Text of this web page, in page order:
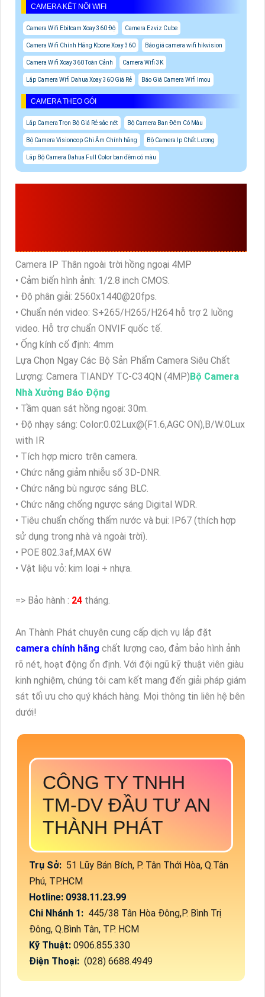
CAMERA KẾT NỐI WIFI
Camera Wifi Ebitcam Xoay 360 Độ Camera Ezviz Cube
Camera Wifi Chính Hãng Kbone Xoay 360 Báo giá camera wifi hikvision
Camera Wifi Xoay 360 Toàn Cảnh Camera Wifi 3K
Lắp Camera Wifi Dahua Xoay 360 Giá Rẻ Báo Giá Camera Wifi Imou
CAMERA THEO GÓI
Lắp Camera Trọn Bộ Giá Rẻ sắc nét Bộ Camera Ban Đêm Có Màu
Bộ Camera Visioncop Ghi Âm Chính hãng Bộ Camera Ip Chất Lượng
Lắp Bộ Camera Dahua Full Color ban đêm có màu
Camera IP Thân ngoài trời hồng ngoại 4MP
• Cảm biến hình ảnh: 1/2.8 inch CMOS.
• Độ phân giải: 2560x1440@20fps.
• Chuẩn nén video: S+265/H265/H264 hỗ trợ 2 luồng
video. Hỗ trợ chuẩn ONVIF quốc tế.
• Ống kính cố định: 4mm
Lựa Chọn Ngay Các Bộ Sản Phẩm Camera Siêu Chất
Lượng: Camera TIANDY TC-C34QN (4MP) Bộ Camera
Nhà Xưởng Báo Động
• Tầm quan sát hồng ngoại: 30m.
• Độ nhạy sáng: Color:0.02Lux@(F1.6,AGC ON),B/W:0Lux
with IR
• Tích hợp micro trên camera.
• Chức năng giảm nhiễu số 3D-DNR.
• Chức năng bù ngược sáng BLC.
• Chức năng chống ngược sáng Digital WDR.
• Tiêu chuẩn chống thấm nước và bụi: IP67 (thích hợp
sử dụng trong nhà và ngoài trời).
• POE 802.3af,MAX 6W
• Vật liệu vỏ: kim loại + nhựa.
=> Bảo hành : 24 tháng.
An Thành Phát chuyên cung cấp dịch vụ lắp đặt
camera chính hãng chất lượng cao, đảm bảo hình ảnh
rõ nét, hoạt động ổn định. Với đội ngũ kỹ thuật viên giàu
kinh nghiệm, chúng tôi cam kết mang đến giải pháp giám
sát tối ưu cho quý khách hàng. Mọi thông tin liên hệ bên
dưới!
CÔNG TY TNHH
TM-DV ĐẦU TƯ AN
THÀNH PHÁT
Trụ Sở: 51 Lũy Bán Bích, P. Tân Thới Hòa, Q.Tân
Phú, TP.HCM
Hotline: 0938.11.23.99
Chi Nhánh 1: 445/38 Tân Hòa Đông,P. Bình Trị
Đông, Q.Bình Tân, TP. HCM
Kỹ Thuật: 0906.855.330
Điện Thoại: (028) 6688.4949